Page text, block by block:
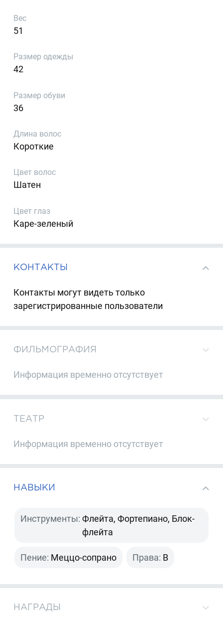
Вес
51
Размер одежды
42
Размер обуви
36
Длина волос
Короткие
Цвет волос
Шатен
Цвет глаз
Каре-зеленый
КОНТАКТЫ
Контакты могут видеть только
зарегистрированные пользователи
ФИЛЬМОГРАФИЯ
Информация временно отсутствует
ТЕАТР
Информация временно отсутствует
НАВЫКИ
Инструменты: Флейта, Фортепиано, Блок-
флейта
Пение: Меццо-сопрано Права: B
НАГРАДЫ